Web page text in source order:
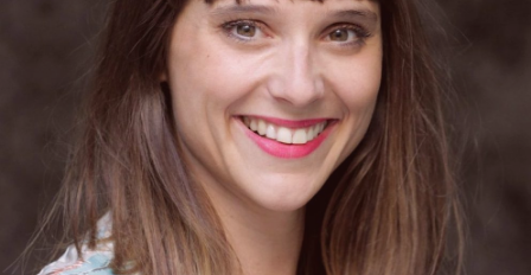
Notre « Incolettre » mensuelle
Recherche